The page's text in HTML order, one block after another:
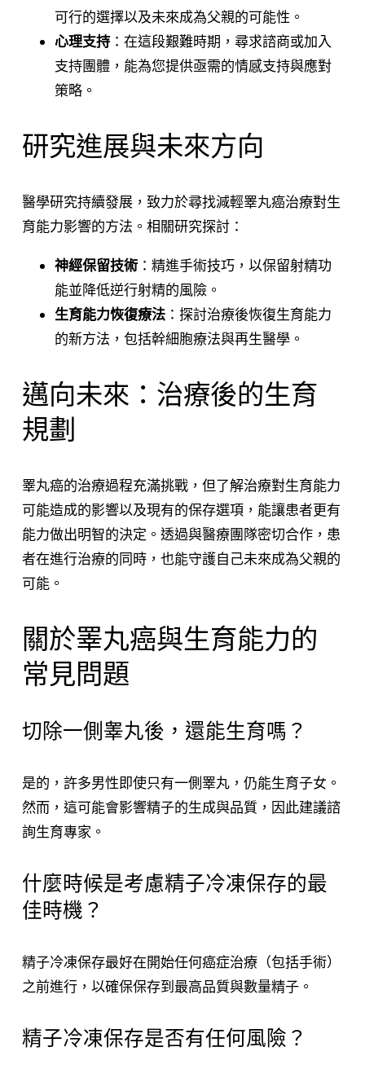
可行的選擇以及未來成為父親的可能性。
心理支持：在這段艱難時期，尋求諮商或加入
支持團體，能為您提供亟需的情感支持與應對
策略。
研究進展與未來方向
醫學研究持續發展，致力於尋找減輕睪丸癌治療對生
育能力影響的方法。相關研究探討：
神經保留技術：精進手術技巧，以保留射精功
能並降低逆行射精的風險。
生育能力恢復療法：探討治療後恢復生育能力
的新方法，包括幹細胞療法與再生醫學。
邁向未來：治療後的生育
規劃
睪丸癌的治療過程充滿挑戰，但了解治療對生育能力
可能造成的影響以及現有的保存選項，能讓患者更有
能力做出明智的決定。透過與醫療團隊密切合作，患
者在進行治療的同時，也能守護自己未來成為父親的
可能。
關於睪丸癌與生育能力的
常見問題
切除一側睾丸後，還能生育嗎？
是的，許多男性即使只有一側睪丸，仍能生育子女。
然而，這可能會影響精子的生成與品質，因此建議諮
詢生育專家。
什麼時候是考慮精子冷凍保存的最
佳時機？
精子冷凍保存最好在開始任何癌症治療（包括手術）
之前進行，以確保保存到最高品質與數量精子。
精子冷凍保存是否有任何風險？